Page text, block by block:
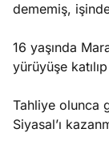
dememiş,
16 yaşında
yürüyüşe
Tahliye olunca
Siyasal’ı